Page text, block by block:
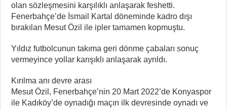
olan sözleşmesini karşılıklı anlaşarak feshetti.
Fenerbahçe’de İsmail Kartal döneminde kadro dışı
bırakılan Mesut Özil ile ipler tamamen kopmuştu.
Yıldız futbolcunun takıma geri dönme çabaları sonuç
vermeyince yollar karışıklı anlaşarak ayrıldı.
Kırılma anı devre arası
Mesut Özil, Fenerbahçe’nin 20 Mart 2022’de Konyaspor
ile Kadıköy’de oynadığı maçın ilk devresinde oynadı ve